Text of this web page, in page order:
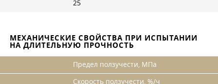
25
МЕХАНИЧЕСКИЕ СВОЙСТВА ПРИ ИСПЫТАНИИ
НА ДЛИТЕЛЬНУЮ ПРОЧНОСТЬ
Предел ползучести, МПа
Скорость ползучести, %/ч